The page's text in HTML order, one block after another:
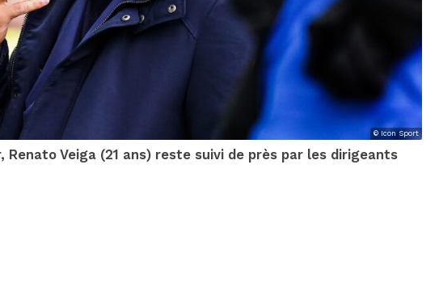
© Icon Sport
Renato Veiga (21 ans) reste suivi de près par les dirigeants